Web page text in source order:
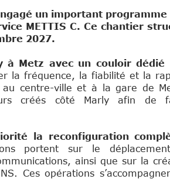
un important
METTIS C. Ce chantier
2027.
à Metz avec un couloir dédié
la fréquence, la fiabilité et la
centre-ville et à la gare de
créés côté Marly afin de
la reconfiguration
portent sur le
ainsi que sur la
Ces opérations